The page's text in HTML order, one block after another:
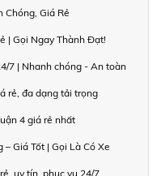
Chóng, Giá Rẻ
| Gọi Ngay Thành Đạt!
7 | Nhanh chóng - An toàn
rẻ, đa dạng tải trọng
4 giá rẻ nhất
Giá Tốt | Gọi Là Có Xe
uy tín, phục vụ 24/7